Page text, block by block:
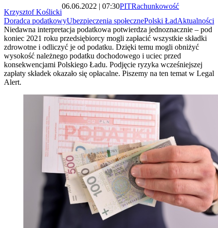
Krzysztof Koślicki
06.06.2022 | 07:30PITRachunkowość
Doradca podatkowyUbezpieczenia społecznePolski ŁadAktualności
Niedawna interpretacja podatkowa potwierdza jednoznacznie – pod
koniec 2021 roku przedsiębiorcy mogli zapłacić wszystkie składki
zdrowotne i odliczyć je od podatku. Dzięki temu mogli obniżyć
wysokość należnego podatku dochodowego i uciec przed
konsekwencjami Polskiego Ładu. Podjęcie ryzyka wcześniejszej
zapłaty składek okazało się opłacalne. Piszemy na ten temat w Legal
Alert.